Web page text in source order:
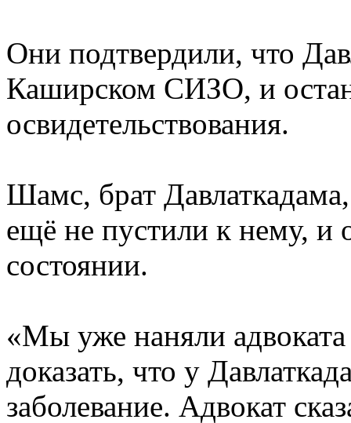
Они подтвердили, что
Каширском СИЗО, и
освидетельствования.
Шамс, брат
ещё не пустили к нему, и
состоянии.
«Мы уже наняли
доказать, что у
заболевание. Адвокат